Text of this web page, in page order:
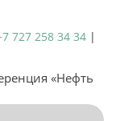
727 258 34 34 |
«Нефть